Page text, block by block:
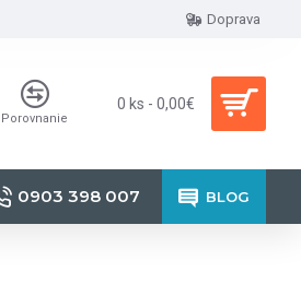
Doprava
Porovnanie
0 ks - 0,00€
0903 398 007 BLOG